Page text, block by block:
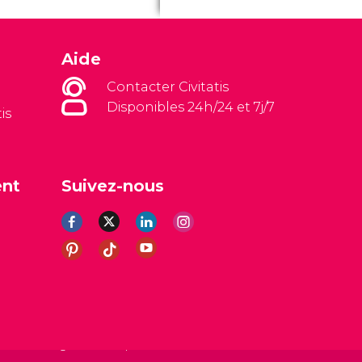
Aide
Contacter Civitatis
Disponibles 24h/24 et 7j/7
Suivez-nous